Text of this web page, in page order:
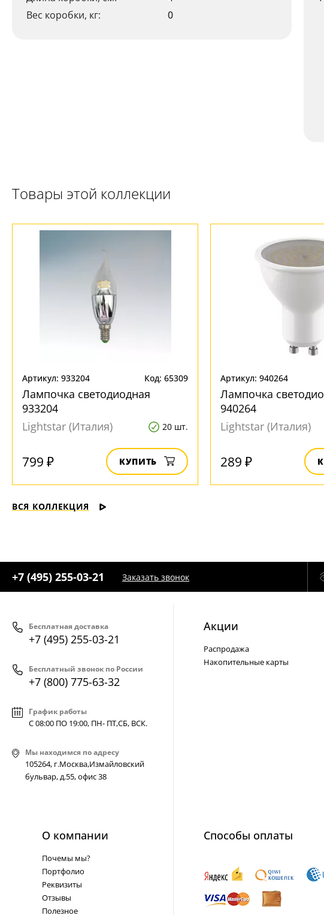
Вес коробки, кг:
0
Товары этой коллекции
Артикул: 933204 Код: 65309
Лампочка светодиодная
933204
Lightstar (Италия)
20 шт.
799 ₽ КУПИТЬ
Артикул: 940264
Лампочка
940264
Lightstar (Италия)
289 ₽
ВСЯ КОЛЛЕКЦИЯ
+7 (495) 255-03-21 Заказать звонок
Бесплатная доставка
+7 (495) 255-03-21
Бесплатный звонок по России
+7 (800) 775-63-32
График работы
С 08:00 ПО 19:00, ПН- ПТ,СБ, ВСК.
Мы находимся по адресу
105264, г.Москва,Измайловский
бульвар, д.55, офис 38
Акции
Распродажа
Накопительные карты
О компании
Почемы мы?
Портфолио
Реквизиты
Отзывы
Полезное
Способы оплаты